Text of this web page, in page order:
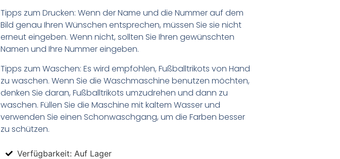
Tipps zum Drucken: Wenn der Name und die Nummer auf dem
Bild genau Ihren Wünschen entsprechen, müssen Sie sie nicht
erneut eingeben. Wenn nicht, sollten Sie Ihren gewünschten
Namen und Ihre Nummer eingeben.
Tipps zum Waschen: Es wird empfohlen, Fußballtrikots von Hand
zu waschen. Wenn Sie die Waschmaschine benutzen möchten,
denken Sie daran, Fußballtrikots umzudrehen und dann zu
waschen. Füllen Sie die Maschine mit kaltem Wasser und
verwenden Sie einen Schonwaschgang, um die Farben besser
zu schützen.
Verfügbarkeit: Auf Lager